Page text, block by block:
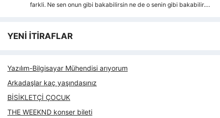
farkli. Ne sen onun gibi bakabilirsin ne de o senin gibi bakabilir.…
YENİ İTİRAFLAR
Yazılım-Bilgisayar Mühendisi arıyorum
Arkadaşlar kaç yaşındasınız
BİSİKLETÇİ ÇOCUK
THE WEEKND konser bileti